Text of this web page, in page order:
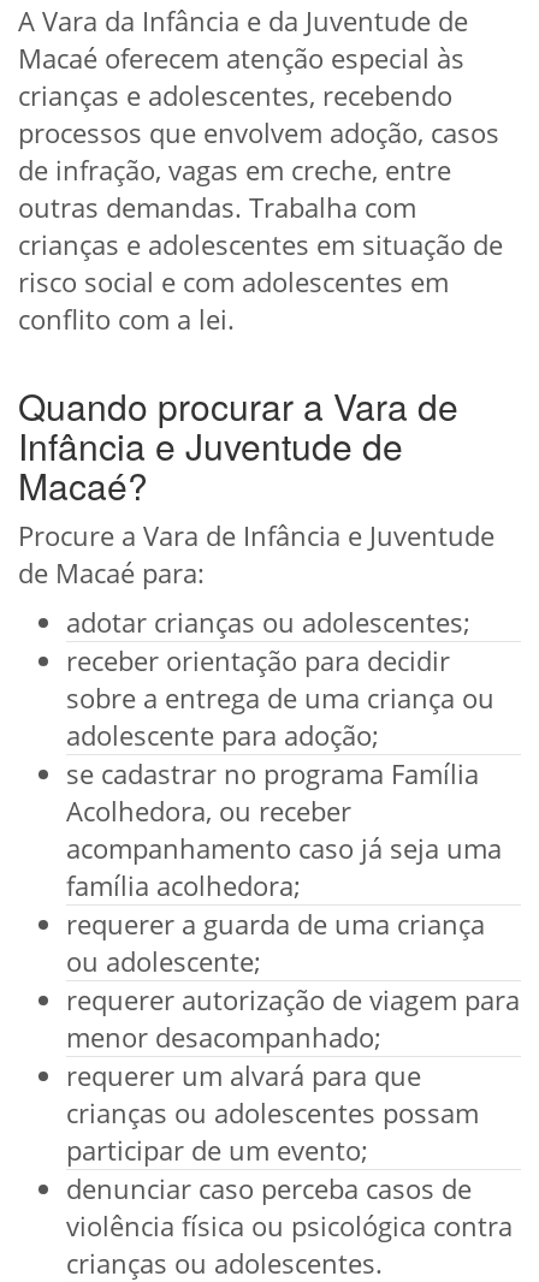
A Vara da Infância e da Juventude de
Macaé oferecem atenção especial às
crianças e adolescentes, recebendo
processos que envolvem adoção, casos
de infração, vagas em creche, entre
outras demandas. Trabalha com
crianças e adolescentes em situação de
risco social e com adolescentes em
conflito com a lei.
Quando procurar a Vara de
Infância e Juventude de
Macaé?
Procure a Vara de Infância e Juventude
de Macaé para:
adotar crianças ou adolescentes;
receber orientação para decidir
sobre a entrega de uma criança ou
adolescente para adoção;
se cadastrar no programa Família
Acolhedora, ou receber
acompanhamento caso já seja uma
família acolhedora;
requerer a guarda de uma criança
ou adolescente;
requerer autorização de viagem para
menor desacompanhado;
requerer um alvará para que
crianças ou adolescentes possam
participar de um evento;
denunciar caso perceba casos de
violência física ou psicológica contra
crianças ou adolescentes.